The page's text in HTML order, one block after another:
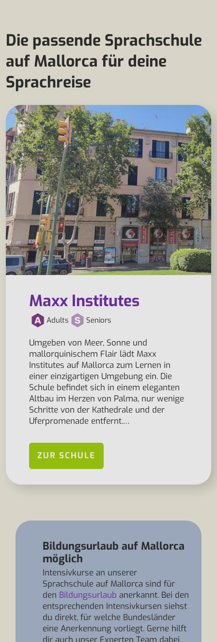
Die passende Sprachschule
auf Mallorca für deine
Sprachreise
Maxx Institutes
Adults Seniors
Umgeben von Meer, Sonne und
mallorquinischem Flair lädt Maxx
Institutes auf Mallorca zum Lernen in
einer einzigartigen Umgebung ein. Die
Schule befindet sich in einem eleganten
Altbau im Herzen von Palma, nur wenige
Schritte von der Kathedrale und der
Uferpromenade entfernt.…
ZUR SCHULE
Bildungsurlaub auf Mallorca
möglich
Intensivkurse an unserer
Sprachschule auf Mallorca sind für
den Bildungsurlaub anerkannt. Bei den
entsprechenden Intensivkursen siehst
du direkt, für welche Bundesländer
eine Anerkennung vorliegt. Gerne hilft